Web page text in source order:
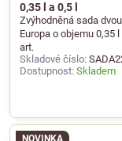
0,35 l a 0,5 l
Zvýhodněná sada
Europa o objemu 0,35
art.
Skladové číslo:
Dostupnost: Skladem